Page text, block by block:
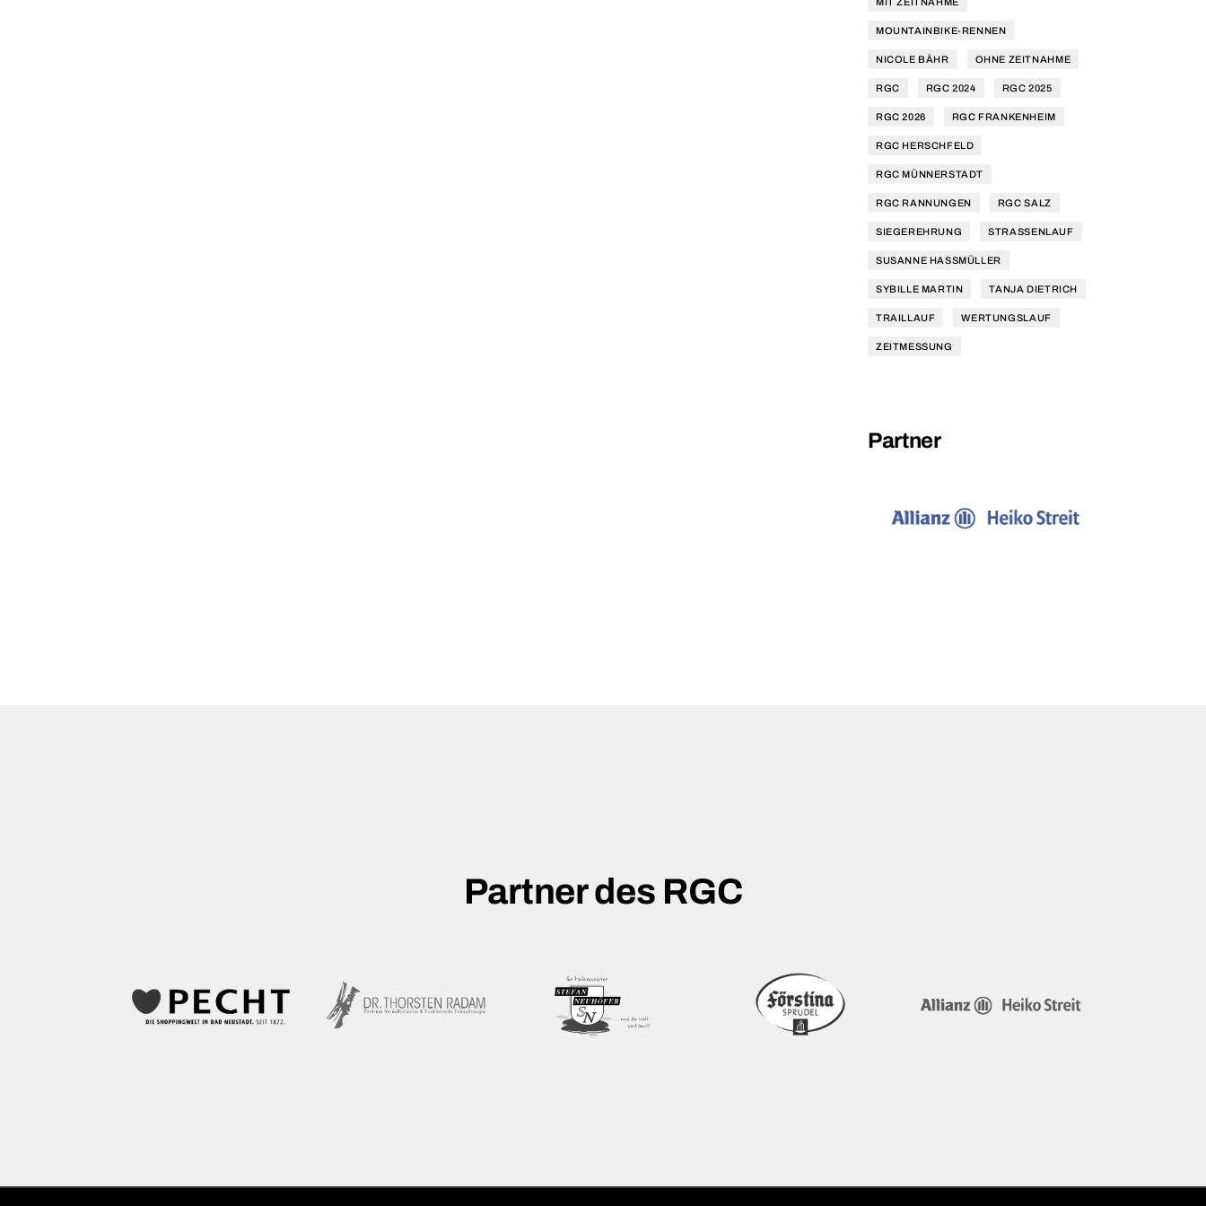
MOUNTAINBIKE-RENNEN
NICOLE BÄHR OHNE ZEITNAHME
RGC RGC 2024 RGC 2025
RGC 2026 RGC FRANKENHEIM
RGC HERSCHFELD
RGC MÜNNERSTADT
RGC RANNUNGEN RGC SALZ
SIEGEREHRUNG STRASSENLAUF
SUSANNE HASSMÜLLER
SYBILLE MARTIN TANJA DIETRICH
TRAILLAUF WERTUNGSLAUF
ZEITMESSUNG
Partner
Partner des RGC